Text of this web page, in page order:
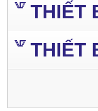
THIẾT
THIẾT